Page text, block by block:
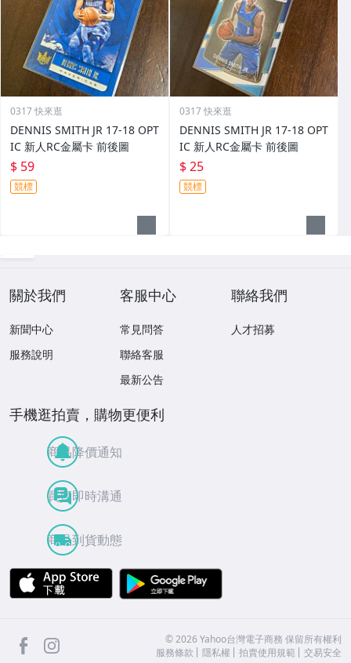
0317 快來逛
DENNIS SMITH JR 17-18 OPT
IC 新人RC金屬卡 前後圖
$ 59
競標
0317 快來逛
DENNIS SMITH JR 17-18 OPT
IC 新人RC金屬卡 前後圖
$ 25
競標
關於我們
新聞中心
服務說明
客服中心
常見問答
聯絡客服
最新公告
聯絡我們
人才招募
手機逛拍賣，購物更便利
商品降價通知
買賣即時溝通
商品到貨動態
APP Store
facebook ©2026 Yahoo台灣電子商務 保留所有權利
服務條款
隱私權 拍賣使用規範 交易安全